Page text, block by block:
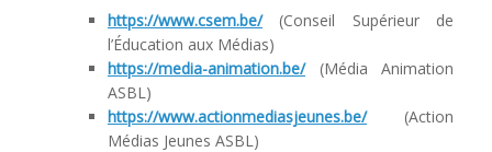
https://www.csem.be/
(Conseil Supérieur de
l’Éducation aux Médias)
https://media-animation.be/(Média Animation
ASBL)
https://www.actionmediasjeunes.be/(Action
Médias Jeunes ASBL)